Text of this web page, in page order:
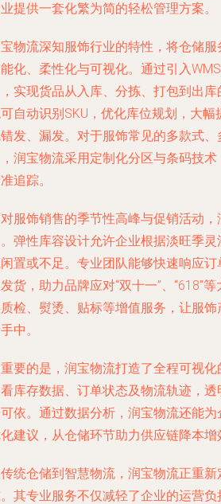
提供一套化繁为简的轻松管理方案。
物流深知服饰行业的特性，将仓储
化、柔性化与可视化。通过引入
实现货品从入库、分拣、打包到出
自动识别SKU，优化库位规划，大
发、漏发。对于服饰常见的多款式
润宝物流采用定制化分区与条码技
追踪。
服饰销售的季节性高峰与促销活动
弹性库容设计允许企业根据淡旺季
置或不足。专业团队能够快速响应
货，助力品牌应对“双十一”、“618”
检、熨烫、贴标等增值服务，让服
中。
要的是，润宝物流打造了全程可视
库存数据、订单状态及物流轨迹，
依。通过数据分析，润宝物流还能
建议，从仓储环节助力供应链降本增
统仓储到智慧物流，润宝物流正重
其专业服务不仅减轻了企业的运营